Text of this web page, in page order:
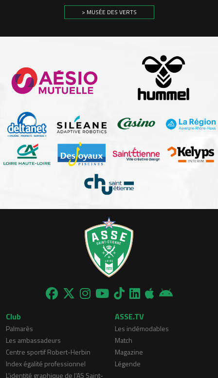
> MUSÉE DES VERTS
Club
Palmarès
Les ambassadeurs
Centre sportif Robert-Herbin
Index égalité professionnel
L'identité graphique de l'AS Saint-
ASSE.TV
Les indémodables
Match
Magazine
Légende